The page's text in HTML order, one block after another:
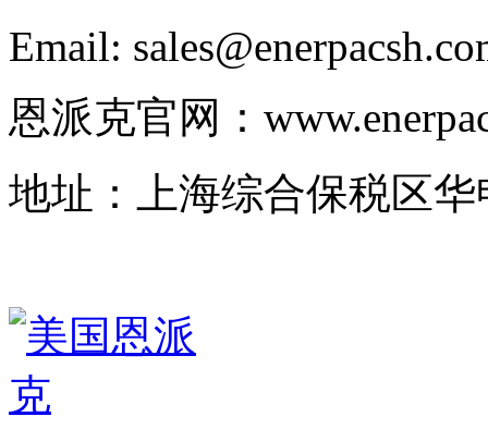
Email:
恩派克官网：
地址：上海综合保税区华